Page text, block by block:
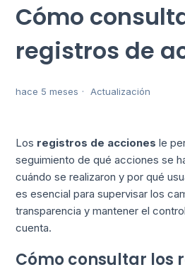
Cómo
registros de
hace 5 meses Actualización
Los registros de acciones le
seguimiento de qué acciones se
cuándo se realizaron y por qué
es esencial para supervisar los
transparencia y mantener el
cuenta.
Cómo consultar los